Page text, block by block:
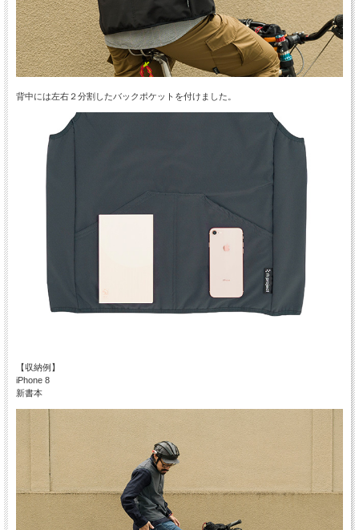
背中には左右２分割したバックポケットを付けました。
【収納例】
iPhone 8
新書本